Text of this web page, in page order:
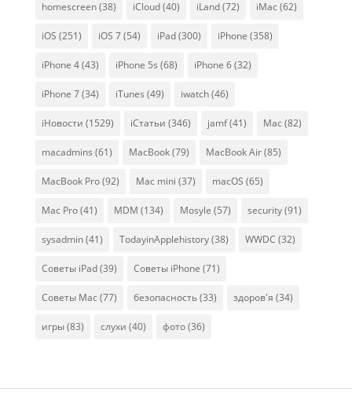
homescreen(38) iCloud(40) iLand(72) iMac (62)
iOS (251) iOS 7(54) iPad(300) iPhone (358)
iPhone 4(43) iPhone 5s (68) iPhone 6(32)
iPhone 7(34) iTunes (49) iwatch(46)
iНовости (1529) iСтатьи (346) jamf(41) Mac (82)
macadmins (61) MacBook(79) MacBook Air(85)
MacBook Pro(92) Mac mini (37) macOS (65)
Mac Pro(41) MDM (134) Mosyle (57) security(91)
sysadmin(41) TodayinApplehistory(38) WWDC (32)
Советы iPad(39) Советы iPhone (71)
Советы Mac (77) безопасность(33) здоров'я (34)
игры(83) слухи (40) фото(36)